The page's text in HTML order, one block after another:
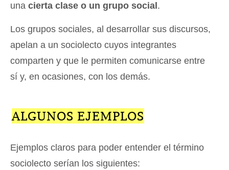
una cierta clase o un grupo social .
Los grupos sociales, al desarrollar sus discursos,
apelan a un sociolecto cuyos integrantes
comparten y que le permiten comunicarse entre
sí y, en ocasiones, con los demás.
ALGUNOS EJEMPLOS
Ejemplos claros para poder entender el término
sociolecto serían los siguientes: